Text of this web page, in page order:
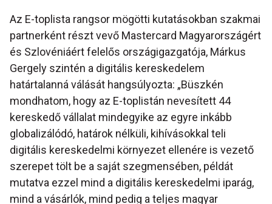
Az E-toplista rangsor mögötti kutatásokban szakmai
partnerként részt vevő Mastercard Magyarországért
és Szlovéniáért felelős országigazgatója, Márkus
Gergely szintén a digitális kereskedelem
határtalanná válását hangsúlyozta: „Büszkén
mondhatom, hogy az E-toplistán nevesített 44
kereskedő vállalat mindegyike az egyre inkább
globalizálódó, határok nélküli, kihívásokkal teli
digitális kereskedelmi környezet ellenére is vezető
szerepet tölt be a saját szegmensében, példát
mutatva ezzel mind a digitális kereskedelmi iparág,
mind a vásárlók, mind pedig a teljes magyar